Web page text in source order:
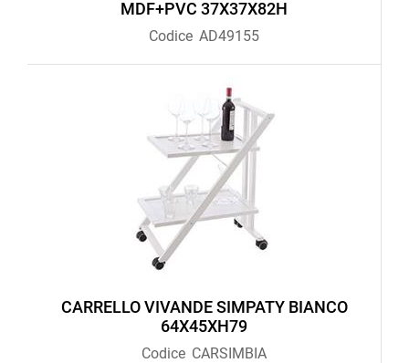
MDF+PVC 37X37X82H
Codice AD49155
CARRELLO VIVANDE SIMPATY BIANCO
64X45XH79
Codice CARSIMBIA